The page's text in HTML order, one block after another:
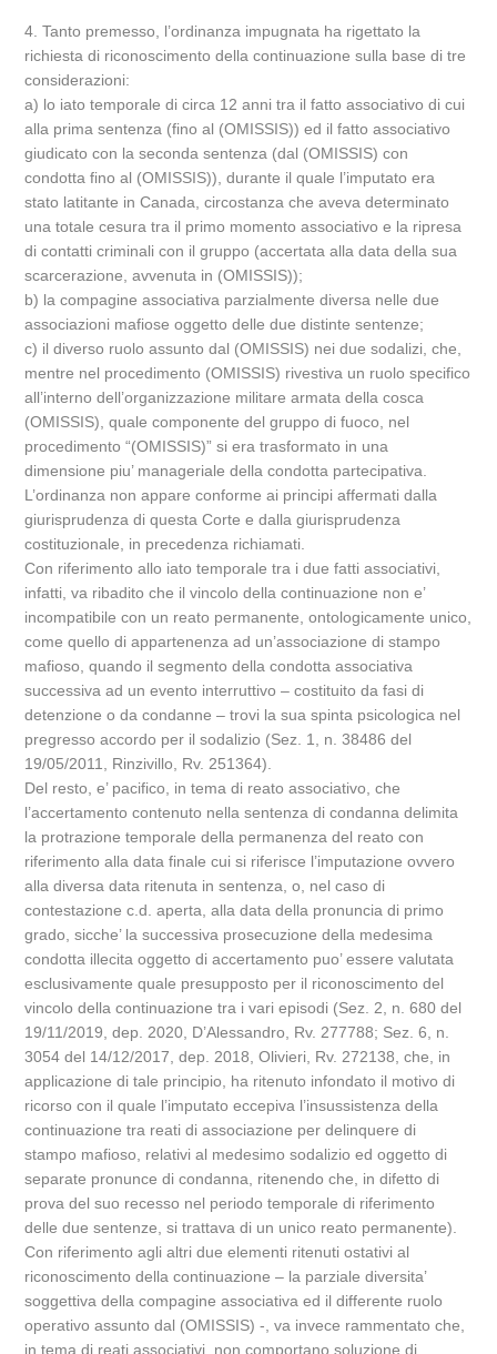
4. Tanto premesso, l’ordinanza impugnata ha rigettato la
richiesta di riconoscimento della continuazione sulla base di tre
considerazioni:
a) lo iato temporale di circa 12 anni tra il fatto associativo di cui
alla prima sentenza (fino al (OMISSIS)) ed il fatto associativo
giudicato con la seconda sentenza (dal (OMISSIS) con
condotta fino al (OMISSIS)), durante il quale l’imputato era
stato latitante in Canada, circostanza che aveva determinato
una totale cesura tra il primo momento associativo e la ripresa
di contatti criminali con il gruppo (accertata alla data della sua
scarcerazione, avvenuta in (OMISSIS));
b) la compagine associativa parzialmente diversa nelle due
associazioni mafiose oggetto delle due distinte sentenze;
c) il diverso ruolo assunto dal (OMISSIS) nei due sodalizi, che,
mentre nel procedimento (OMISSIS) rivestiva un ruolo specifico
all’interno dell’organizzazione militare armata della cosca
(OMISSIS), quale componente del gruppo di fuoco, nel
procedimento “(OMISSIS)” si era trasformato in una
dimensione piu’ manageriale della condotta partecipativa.
L’ordinanza non appare conforme ai principi affermati dalla
giurisprudenza di questa Corte e dalla giurisprudenza
costituzionale, in precedenza richiamati.
Con riferimento allo iato temporale tra i due fatti associativi,
infatti, va ribadito che il vincolo della continuazione non e’
incompatibile con un reato permanente, ontologicamente unico,
come quello di appartenenza ad un’associazione di stampo
mafioso, quando il segmento della condotta associativa
successiva ad un evento interruttivo – costituito da fasi di
detenzione o da condanne – trovi la sua spinta psicologica nel
pregresso accordo per il sodalizio (Sez. 1, n. 38486 del
19/05/2011, Rinzivillo, Rv. 251364).
Del resto, e’ pacifico, in tema di reato associativo, che
l’accertamento contenuto nella sentenza di condanna delimita
la protrazione temporale della permanenza del reato con
riferimento alla data finale cui si riferisce l’imputazione ovvero
alla diversa data ritenuta in sentenza, o, nel caso di
contestazione c.d. aperta, alla data della pronuncia di primo
grado, sicche’ la successiva prosecuzione della medesima
condotta illecita oggetto di accertamento puo’ essere valutata
esclusivamente quale presupposto per il riconoscimento del
vincolo della continuazione tra i vari episodi (Sez. 2, n. 680 del
19/11/2019, dep. 2020, D’Alessandro, Rv. 277788; Sez. 6, n.
3054 del 14/12/2017, dep. 2018, Olivieri, Rv. 272138, che, in
applicazione di tale principio, ha ritenuto infondato il motivo di
ricorso con il quale l’imputato eccepiva l’insussistenza della
continuazione tra reati di associazione per delinquere di
stampo mafioso, relativi al medesimo sodalizio ed oggetto di
separate pronunce di condanna, ritenendo che, in difetto di
prova del suo recesso nel periodo temporale di riferimento
delle due sentenze, si trattava di un unico reato permanente).
Con riferimento agli altri due elementi ritenuti ostativi al
riconoscimento della continuazione – la parziale diversita’
soggettiva della compagine associativa ed il differente ruolo
operativo assunto dal (OMISSIS) -, va invece rammentato che,
in tema di reati associativi, non comportano soluzione di